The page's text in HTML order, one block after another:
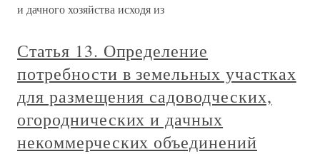
и дачного хозяйства исходя из
Статья 13. Определение
потребности в земельных участках
для размещения садоводческих,
огороднических и дачных
некоммерческих объединений